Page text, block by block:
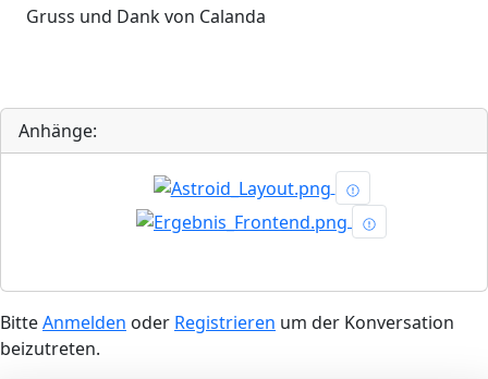
Gruss und Dank von Calanda
Anhänge:
BitteAnmelden oder Registrieren um der Konversation
beizutreten.